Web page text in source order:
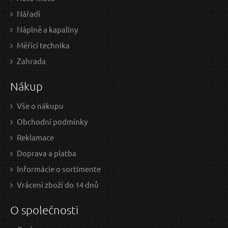
0.71 EUR bez DPH
Skladem
Nářadí
Náplně a kapaliny
Měřící technika
Zahrada
Nákup
Vše o nákupu
Obchodní podmínky
Reklamace
Doprava a platba
Informácie o sortimente
Vrácení zboží do 14 dnů
O společnosti